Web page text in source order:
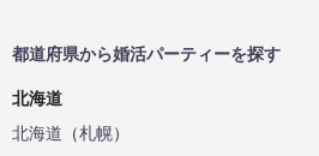
都道府県から婚活パーティーを探す
北海道
北海道 （札幌）